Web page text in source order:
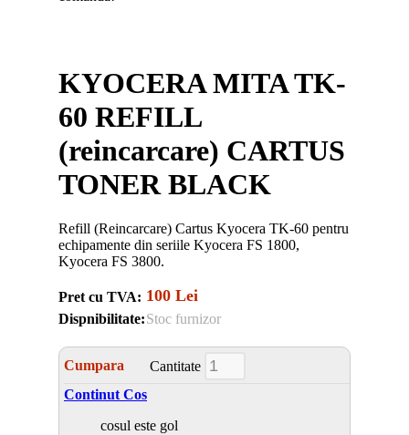
KYOCERA MITA TK-
60 REFILL
(reincarcare) CARTUS
TONER BLACK
Refill (Reincarcare) Cartus Kyocera TK-60 pentru
echipamente din seriile Kyocera FS 1800,
Kyocera FS 3800.
Pret cu TVA: 100 Lei
Dispnibilitate:Stoc furnizor
Cumpara
Cantitate
Continut Cos
cosul este gol